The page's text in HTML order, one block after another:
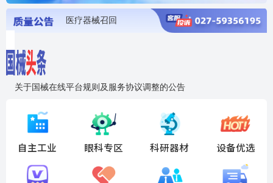
医疗器械召回
关于国械在线平台规则及服务协议调整的公告
国药创研AED开启全国招商
自主工业 眼科专区 科研器材 设备优选